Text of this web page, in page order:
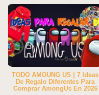
TODO AMOUNG US | 7 Ideas
De Regalo Diferentes Para
Comprar AmongUs En 2026